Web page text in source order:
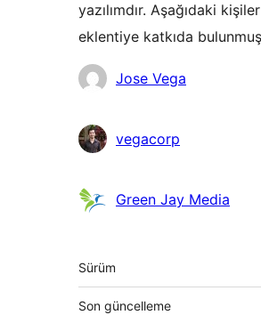
yazılımdır. Aşağıdaki
eklentiye katkıda
KatkıdaJose Vega
vegacorp
Green Jay Media
Meta
Sürüm
Son güncelleme